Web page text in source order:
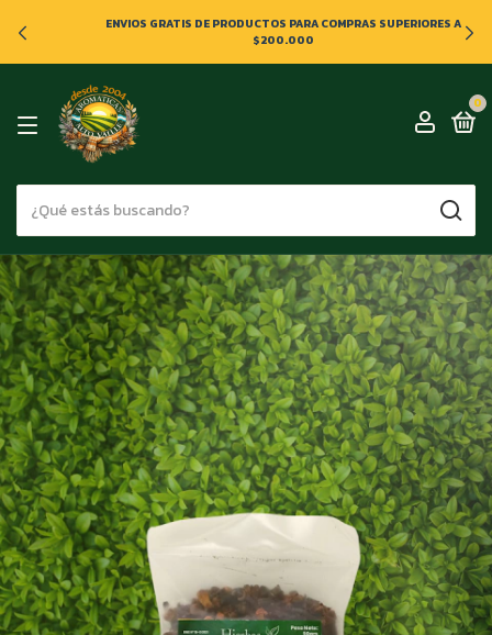
ENVIOS GRATIS DE PRODUCTOS PARA COMPRAS SUPERIORES A
$200.000
0